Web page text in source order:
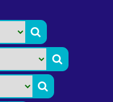


